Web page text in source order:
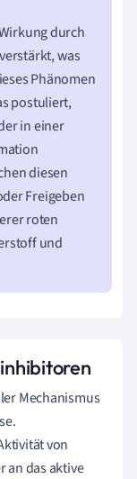
durch
was
Phänomen
postuliert,
in einer
diesen
Freigeben
roten
und
Mechanismus
von
an das aktive